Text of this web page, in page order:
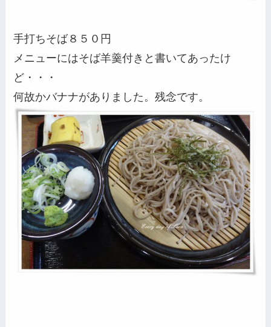
手打ちそば８５０円
メニューにはそば羊羹付きと書いてあったけ
ど・・・
何故かバナナがありました。残念です。